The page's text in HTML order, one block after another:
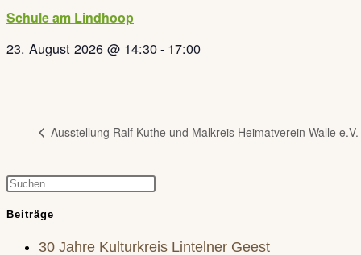
Schule am Lindhoop
23. August 2026 @ 14:30- 17:00
Ausstellung Ralf Kuthe und Malkreis Heimatverein Walle e.V.
Press
Beiträge
30 Jahre Kulturkreis Lintelner Geest